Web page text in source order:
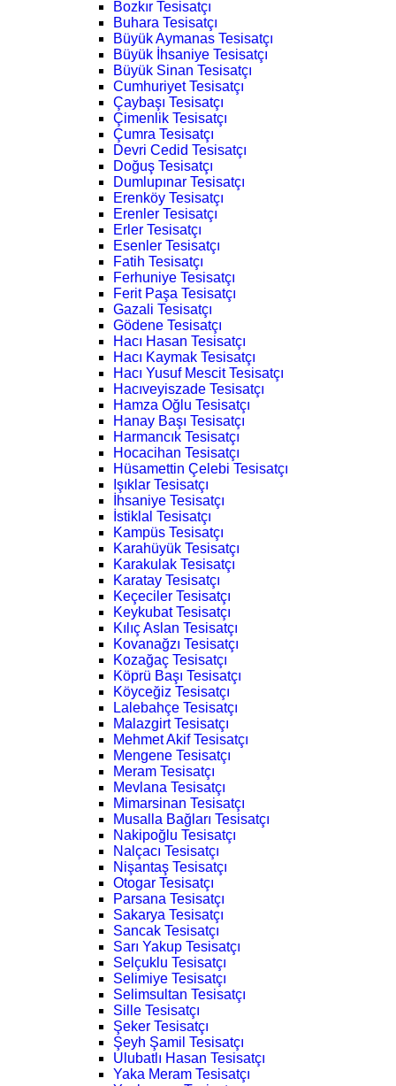
Bozkır Tesisatçı
Buhara Tesisatçı
Büyük Aymanas Tesisatçı
Büyük İhsaniye Tesisatçı
Büyük Sinan Tesisatçı
Cumhuriyet Tesisatçı
Çaybaşı Tesisatçı
Çimenlik Tesisatçı
Çumra Tesisatçı
Devri Cedid Tesisatçı
Doğuş Tesisatçı
Dumlupınar Tesisatçı
Erenköy Tesisatçı
Erenler Tesisatçı
Erler Tesisatçı
Esenler Tesisatçı
Fatih Tesisatçı
Ferhuniye Tesisatçı
Ferit Paşa Tesisatçı
Gazali Tesisatçı
Gödene Tesisatçı
Hacı Hasan Tesisatçı
Hacı Kaymak Tesisatçı
Hacı Yusuf Mescit Tesisatçı
Hacıveyiszade Tesisatçı
Hamza Oğlu Tesisatçı
Hanay Başı Tesisatçı
Harmancık Tesisatçı
Hocacihan Tesisatçı
Hüsamettin Çelebi Tesisatçı
Işıklar Tesisatçı
İhsaniye Tesisatçı
İstiklal Tesisatçı
Kampüs Tesisatçı
Karahüyük Tesisatçı
Karakulak Tesisatçı
Karatay Tesisatçı
Keçeciler Tesisatçı
Keykubat Tesisatçı
Kılıç Aslan Tesisatçı
Kovanağzı Tesisatçı
Kozağaç Tesisatçı
Köprü Başı Tesisatçı
Köyceğiz Tesisatçı
Lalebahçe Tesisatçı
Malazgirt Tesisatçı
Mehmet Akif Tesisatçı
Mengene Tesisatçı
Meram Tesisatçı
Mevlana Tesisatçı
Mimarsinan Tesisatçı
Musalla Bağları Tesisatçı
Nakipoğlu Tesisatçı
Nalçacı Tesisatçı
Nişantaş Tesisatçı
Otogar Tesisatçı
Parsana Tesisatçı
Sakarya Tesisatçı
Sancak Tesisatçı
Sarı Yakup Tesisatçı
Selçuklu Tesisatçı
Selimiye Tesisatçı
Selimsultan Tesisatçı
Sille Tesisatçı
Şeker Tesisatçı
Şeyh Şamil Tesisatçı
Ulubatlı Hasan Tesisatçı
Yaka Meram Tesisatçı